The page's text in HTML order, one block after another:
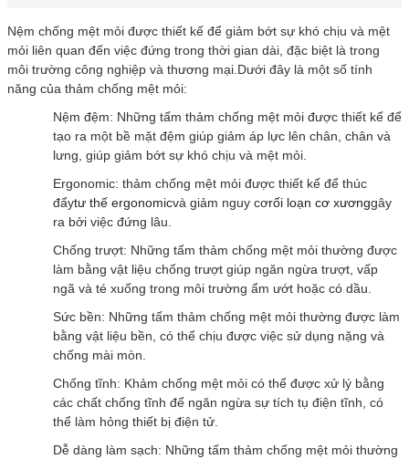
Nệm chống mệt mỏi được thiết kế để giảm bớt sự khó chịu và mệt
mỏi liên quan đến việc đứng trong thời gian dài, đặc biệt là trong
môi trường công nghiệp và thương mại.Dưới đây là một số tính
năng của thảm chống mệt mỏi:
Nệm đệm: Những tấm thảm chống mệt mỏi được thiết kế để
tạo ra một bề mặt đệm giúp giảm áp lực lên chân, chân và
lưng, giúp giảm bớt sự khó chịu và mệt mỏi.
Ergonomic: thảm chống mệt mỏi được thiết kế để thúc
đẩytư thế ergonomicvà giảm nguy cơrối loạn cơ xươnggây
ra bởi việc đứng lâu.
Chống trượt: Những tấm thảm chống mệt mỏi thường được
làm bằng vật liệu chống trượt giúp ngăn ngừa trượt, vấp
ngã và té xuống trong môi trường ẩm ướt hoặc có dầu.
Sức bền: Những tấm thảm chống mệt mỏi thường được làm
bằng vật liệu bền, có thể chịu được việc sử dụng nặng và
chống mài mòn.
Chống tĩnh: Khảm chống mệt mỏi có thể được xử lý bằng
các chất chống tĩnh để ngăn ngừa sự tích tụ điện tĩnh, có
thể làm hỏng thiết bị điện tử.
Dễ dàng làm sạch: Những tấm thảm chống mệt mỏi thường